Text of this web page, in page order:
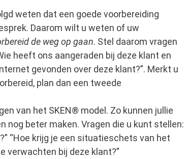
weten dat een goede voorbereiding
Daarom wilt u weten of uw
de weg op gaan. Stel daarom vragen
heeft ons aangeraden bij deze klant en
gevonden over deze klant?”. Merkt u
plan dan een tweede
van het SKEN® model. Zo kunnen jullie
nog beter maken. Vragen die u kunt stellen:
“Hoe krijg je een situatieschets van het
verwachten bij deze klant?”